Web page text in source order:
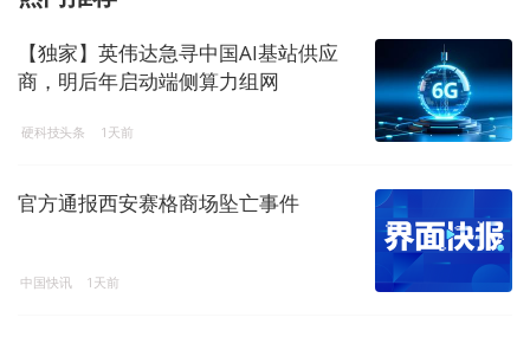
【独家】英伟达急寻中国AI基站供应
商，明后年启动端侧算力组网
硬科技头条 1天前
官方通报西安赛格商场坠亡事件
中国快讯 1天前